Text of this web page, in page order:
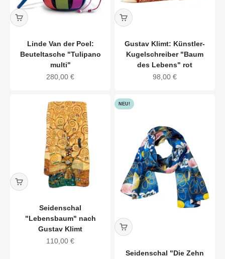
Linde Van der Poel:
Beuteltasche "Tulipano
multi"
Angebot
280,00 €
Gustav Klimt: Künstler-
Kugelschreiber "Baum
des Lebens" rot
Angebot
98,00 €
Seidenschal
"Lebensbaum" nach
Gustav Klimt
Angebot
110,00 €
NEU!
Seidenschal "Die Zehn